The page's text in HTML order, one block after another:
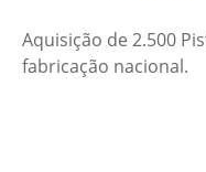
Aquisição de 2.500
fabricação nacional.